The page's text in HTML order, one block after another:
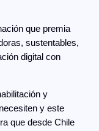
que premia
sustentables,
digital con
y
y este
que desde Chile